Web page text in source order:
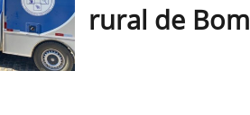
rural de